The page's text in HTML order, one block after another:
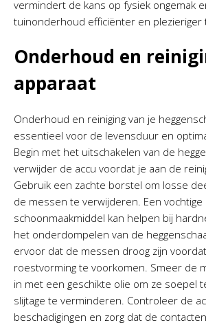
vermindert de kans op fysiek ongemak
tuinonderhoud efficiënter en plezieriger
Onderhoud en
apparaat
Onderhoud en reiniging van je
essentieel voor de levensduur en
Begin met het uitschakelen van de
verwijder de accu voordat je aan de
Gebruik een zachte borstel om losse
de messen te verwijderen. Een
schoonmaakmiddel kan helpen bij
het onderdompelen van de
ervoor dat de messen droog zijn
roestvorming te voorkomen. Smeer de
in met een geschikte olie om ze soepel
slijtage te verminderen. Controleer de
beschadigingen en zorg dat de